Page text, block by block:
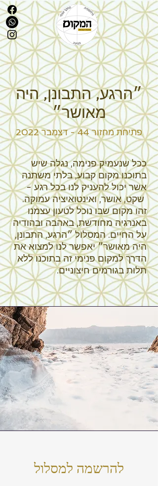
״הרגע, התבונן, היה
מאושר״
פתיחת מחזור 44 - דצמבר 2022
ככל שנעמיק פנימה, נגלה שיש
בתוכנו מקום קבוע, בלתי משתנה
אשר יכול להעניק לנו בכל רגע -
שקט, אושר, ואינטואיציה עמוקה.
זהו מקום שבו נוכל לטעון עצמנו
באנרגיה מחודשת, באהבה ובהודיה
על החיים. המסלול ״הרגע, התבונן,
היה מאושר״ יאפשר לנו למצוא את
הדרך למקום פנימי זה בתוכנו ללא
תלות בגורמים חיצוניים.
להרשמה למסלול